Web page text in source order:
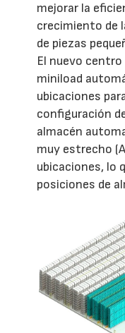
mejorar la
crecimiento de
de piezas
El nuevo
miniload
ubicaciones
configuración
almacén
muy estrecho
ubicaciones, lo
posiciones de